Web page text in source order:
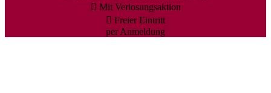
Mit Verlosungsaktion
Freier Eintritt
per Anmeldung